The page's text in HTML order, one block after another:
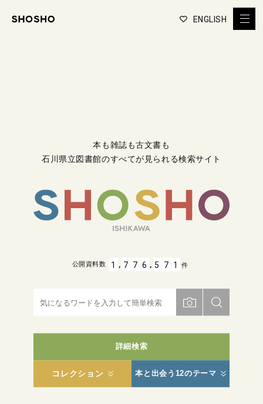
ENGLISH
本も雑誌も古文書も
石川県立図書館のすべてが見られる検索サイト
詳細検索
コレクション 本と出会う12のテーマ
公開資料数 1 , 7 7 6 , 5 7 1 件